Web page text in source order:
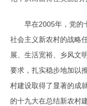
早在2005年，党的
社会主义新农村的战略
展、生活宽裕、乡风文
要求，扎实稳步地加以
村建设取得了显著的成
的十九大在总结新农村